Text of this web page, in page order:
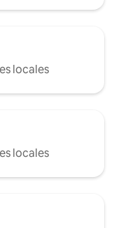
locales
locales